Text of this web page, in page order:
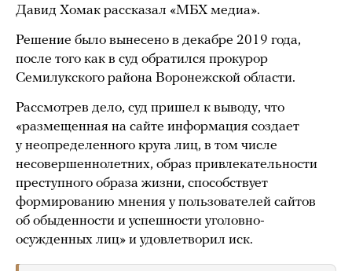
Давид Хомак рассказал «МБХ медиа».
Решение было вынесено в декабре 2019 года,
после того как в суд обратился прокурор
Семилукского района Воронежской области.
Рассмотрев дело, суд пришел к выводу, что
«размещенная на сайте информация создает
у неопределенного круга лиц, в том числе
несовершеннолетних, образ привлекательности
преступного образа жизни, способствует
формированию мнения у пользователей сайтов
об обыденности и успешности уголовно-
осужденных лиц» и удовлетворил иск.